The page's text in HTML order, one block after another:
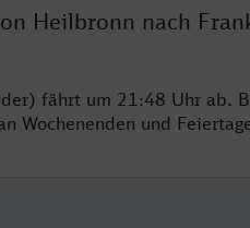
Heilbronn nach
fährt um 21:48 Uhr ab.
Wochenenden und